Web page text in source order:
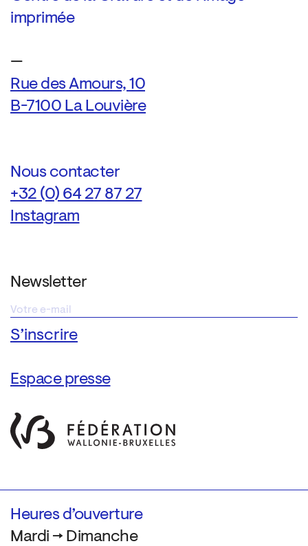
imprimée
—
Rue des Amours, 10
B-7100 La Louvière
Nous contacter
+32 (0) 64 27 87 27
Instagram
Newsletter
Espace presse
Heures d’ouverture
Mardi → Dimanche